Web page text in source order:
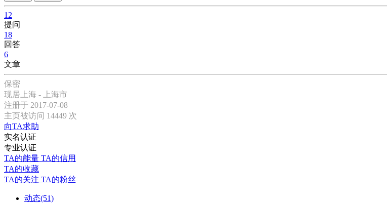
12
提问
18
回答
6
文章
保密
现居上海 - 上海市
注册于 2017-07-08
主页被访问 14449 次
向TA求助
实名认证
专业认证
TA的能量 TA的信用
TA的收藏
TA的关注 TA的粉丝
动态(51)